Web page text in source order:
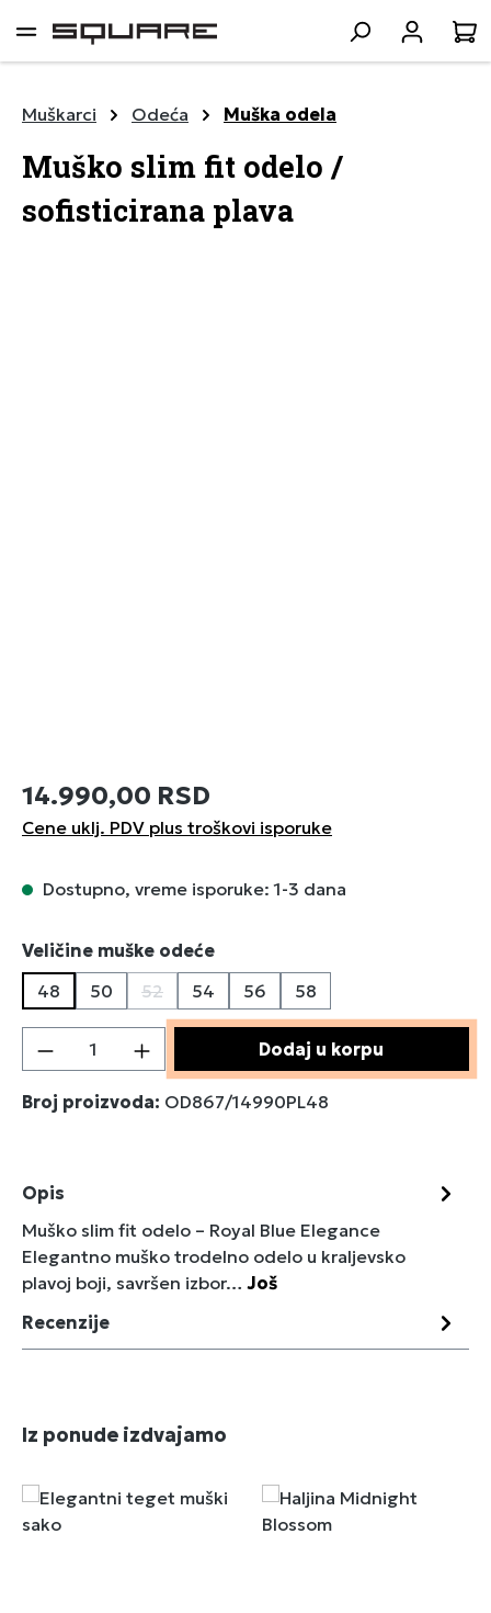
sadržaj
Muškarci Odeća Muška odela
Muško slim fit odelo /
sofisticirana plava
14.990,00 RSD
Cene uklj. PDV plus troškovi isporuke
Dostupno, vreme isporuke: 1-3 dana
Izaberi
Veličine muške odeće
48
50 52
(Ova opcija trenutno nije dostupna.)
54 56 58
Količina proizvoda: Unesite željenu
Dodaj u korpu
Broj proizvoda: OD867/14990PL48
Opis
Muško slim fit odelo – Royal Blue Elegance
Elegantno muško trodelno odelo u kraljevsko
plavoj boji, savršen izbor…Još
Recenzije
Preskoči galeriju proizvoda
Iz ponude izdvajamo